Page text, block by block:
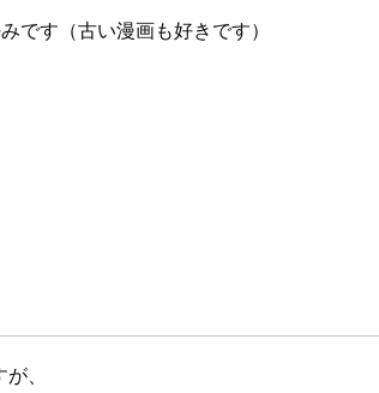
です（古い漫画も好きです）
、